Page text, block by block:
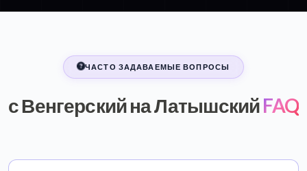
ЧАСТО ЗАДАВАЕМЫЕ ВОПРОСЫ
с Венгерский на ЛатышскийFAQ